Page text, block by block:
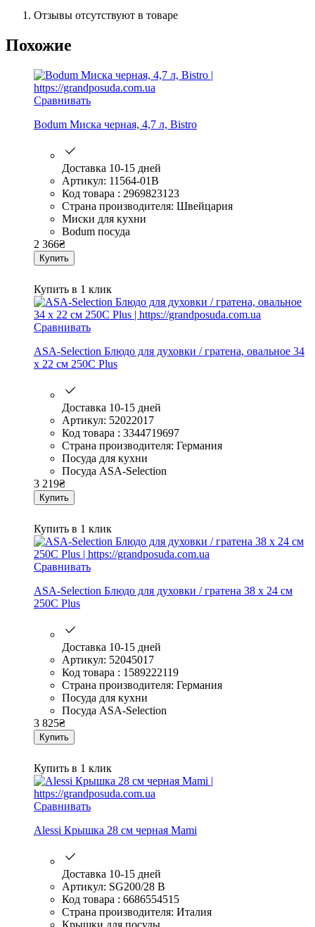
Отзывы отсутствуют в товаре
Похожие
Сравнивать
Bodum Миска черная, 4,7 л, Bistro
Доставка 10-15 дней
Артикул: 11564-01B
Код товара : 2969823123
Страна производителя: Швейцария
Миски для кухни
Bodum посуда
2 366₴
Купить
Купить в 1 клик
Сравнивать
ASA-Selection Блюдо для духовки / гратена, овальное 34
x 22 см 250C Plus
Доставка 10-15 дней
Артикул: 52022017
Код товара : 3344719697
Страна производителя: Германия
Посуда для кухни
Посуда ASA-Selection
3 219₴
Купить
Купить в 1 клик
Сравнивать
ASA-Selection Блюдо для духовки / гратена 38 x 24 см
250C Plus
Доставка 10-15 дней
Артикул: 52045017
Код товара : 1589222119
Страна производителя: Германия
Посуда для кухни
Посуда ASA-Selection
3 825₴
Купить
Купить в 1 клик
Сравнивать
Alessi Крышка 28 см черная Mami
Доставка 10-15 дней
Артикул: SG200/28 B
Код товара : 6686554515
Страна производителя: Италия
Крышки для посуды